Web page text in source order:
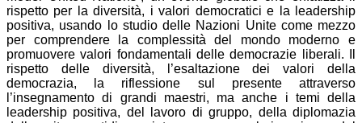
rispetto per la diversità, i valori democratici e la leadership
positiva, usando lo studio delle Nazioni Unite come mezzo
per comprendere la complessità del mondo moderno e
promuovere valori fondamentali delle democrazie liberali. Il
rispetto delle diversità, l’esaltazione dei valori della
democrazia, la riflessione sul presente attraverso
l’insegnamento di grandi maestri, ma anche i temi della
leadership positiva, del lavoro di gruppo, della diplomazia